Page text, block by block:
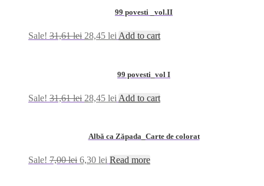
99 povesti _vol.II
Sale! 31,61lei 28,45 lei Add to cart
99 povesti_vol I
Sale! 31,61lei 28,45 lei Add to cart
Albă ca Zăpada_Carte de colorat
Sale! 7,00lei 6,30 lei Read more